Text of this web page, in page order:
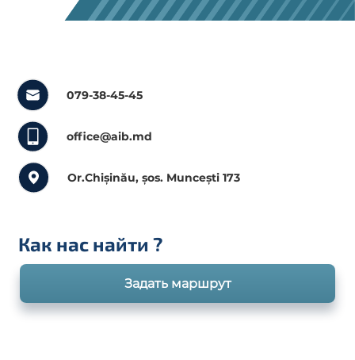
079-38-45-45
office@aib.md
Or.Chișinău, șos. Muncești 173
Как нас найти ?
Задать маршрут